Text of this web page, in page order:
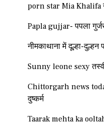
porn star Mia Khalifa
Papla gujjar- पपला
नीमकाथाना में दूल्हा-
Sunny leone sexy
Chittorgarh news
दुष्कर्म
Taarak mehta ka